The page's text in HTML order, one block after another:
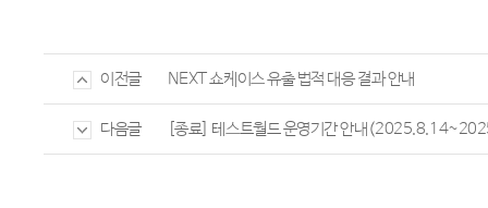
이전글 NEXT 쇼케이스 유출 법적 대응 결과 안내
다음글 [종료] 테스트월드 운영기간 안내